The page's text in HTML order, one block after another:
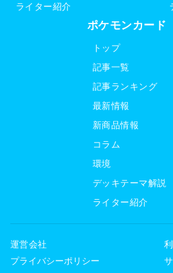
ライター紹介
ポケモンカード
トップ
記事一覧
記事ランキング
最新情報
新商品情報
コラム
環境
デッキテーマ解説
ライター紹介
運営会社
プライバシーポリシー